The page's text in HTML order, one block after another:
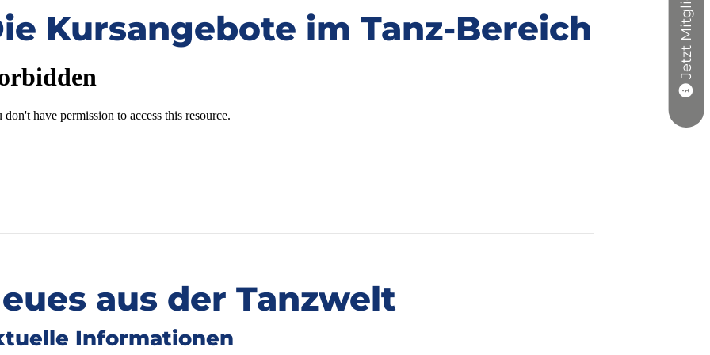
Kursangebote im Tanz-Bereich
aus der Tanzwelt
Informationen